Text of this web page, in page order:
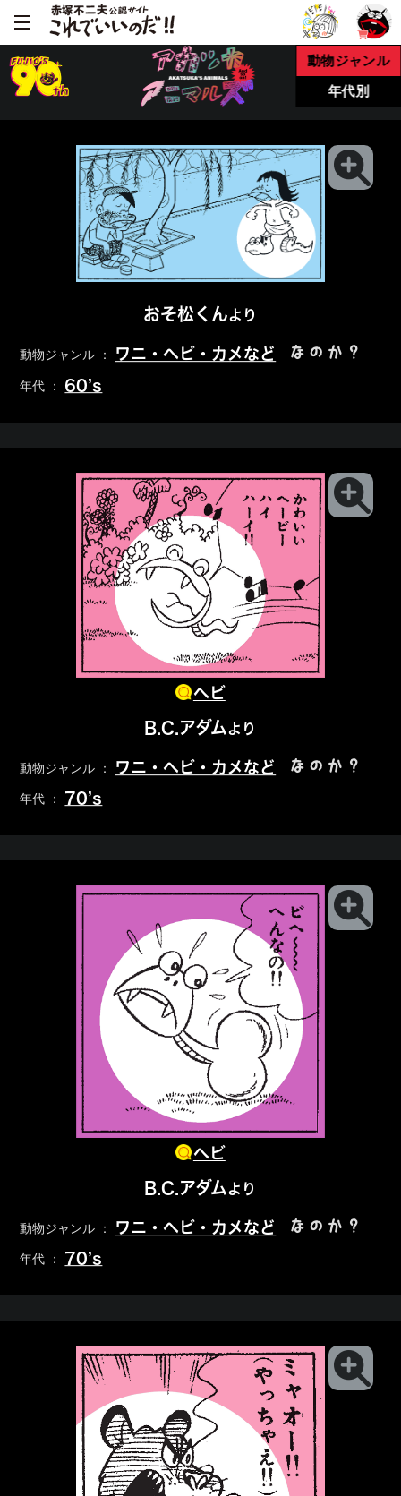
動物ジャンル
年代別
おそ松くんより
動物ジャンル ： ワニ・ヘビ・カメなど なのか？
年代 ： 60’s
ヘビ
B.C.アダムより
動物ジャンル ： ワニ・ヘビ・カメなど なのか？
年代 ： 70’s
ヘビ
B.C.アダムより
動物ジャンル ： ワニ・ヘビ・カメなど なのか？
年代 ： 70’s